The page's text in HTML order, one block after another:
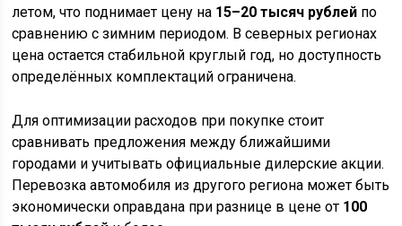
летом, что поднимает цену на 15–20 тысяч рублей по
сравнению с зимним периодом. В северных регионах
цена остается стабильной круглый год, но доступность
определённых комплектаций ограничена.
Для оптимизации расходов при покупке стоит
сравнивать предложения между ближайшими
городами и учитывать официальные дилерские акции.
Перевозка автомобиля из другого региона может быть
экономически оправдана при разнице в цене от 100